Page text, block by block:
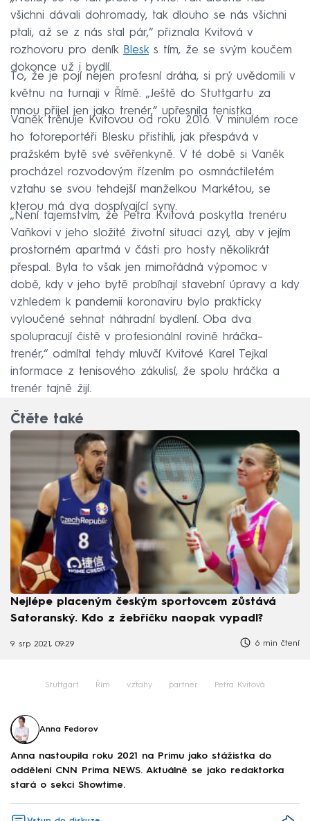
všichni dávali dohromady, tak dlouho se nás všichni
ptali, až se z nás stal pár,“ přiznala Kvitová v
rozhovoru pro deník Blesks tím, že se svým koučem
dokonce už i bydlí.
To, že je pojí nejen profesní dráha, si prý uvědomili v
květnu na turnaji v Římě. „Ještě do Stuttgartu za
mnou přijel jen jako trenér,“ upřesnila tenistka.
Vaněk trénuje Kvitovou od roku 2016. V minulém roce
ho fotoreportéři Blesku přistihli, jak přespává v
pražském bytě své svěřenkyně. V té době si Vaněk
procházel rozvodovým řízením po osmnáctiletém
vztahu se svou tehdejší manželkou Markétou, se
kterou má dva dospívající syny.
„Není tajemstvím, že Petra Kvitová poskytla trenéru
Vaňkovi v jeho složité životní situaci azyl, aby v jejím
prostorném apartmá v části pro hosty několikrát
přespal. Byla to však jen mimořádná výpomoc v
době, kdy v jeho bytě probíhají stavební úpravy a kdy
vzhledem k pandemii koronaviru bylo prakticky
vyloučené sehnat náhradní bydlení. Oba dva
spolupracují čistě v profesionální rovině hráčka–
trenér,“ odmítal tehdy mluvčí Kvitové Karel Tejkal
informace z tenisového zákulisí, že spolu hráčka a
trenér tajně žijí.
Čtěte také
Nejlépe placeným českým sportovcem zůstává
Satoranský. Kdo z žebříčku naopak vypadl?
9. srp 2021, 09:29 6 min čtení
Stuttgart Řím vztahy partner Petra Kvitová
Anna Fedorov
Anna nastoupila roku 2021 na Primu jako stážistka do
oddělení CNN Prima NEWS. Aktuálně se jako redaktorka
stará o sekci Showtime.